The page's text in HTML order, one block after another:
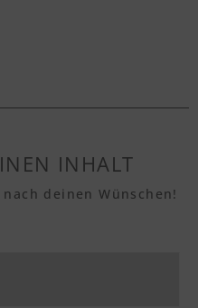
INHALT
deinen Wünschen!